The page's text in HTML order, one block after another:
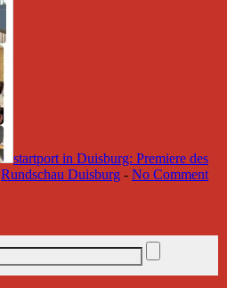
startport in Duisburg: Premiere des
Rundschau Duisburg - No Comment